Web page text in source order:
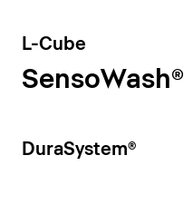
L-Cube
SensoWash®
DuraSystem®